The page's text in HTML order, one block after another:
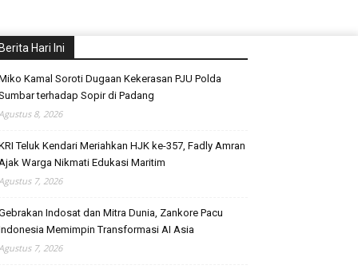
Berita Hari Ini
Kamal Soroti Dugaan Kekerasan PJU Polda
terhadap Sopir di Padang
8, 2026
Teluk Kendari Meriahkan HJK ke-357, Fadly Amran
Warga Nikmati Edukasi Maritim
7, 2026
Indosat dan Mitra Dunia, Zankore Pacu
Memimpin Transformasi AI Asia
7, 2026